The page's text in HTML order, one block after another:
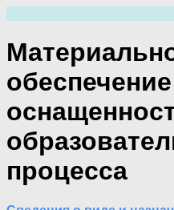
содержимому
процесса